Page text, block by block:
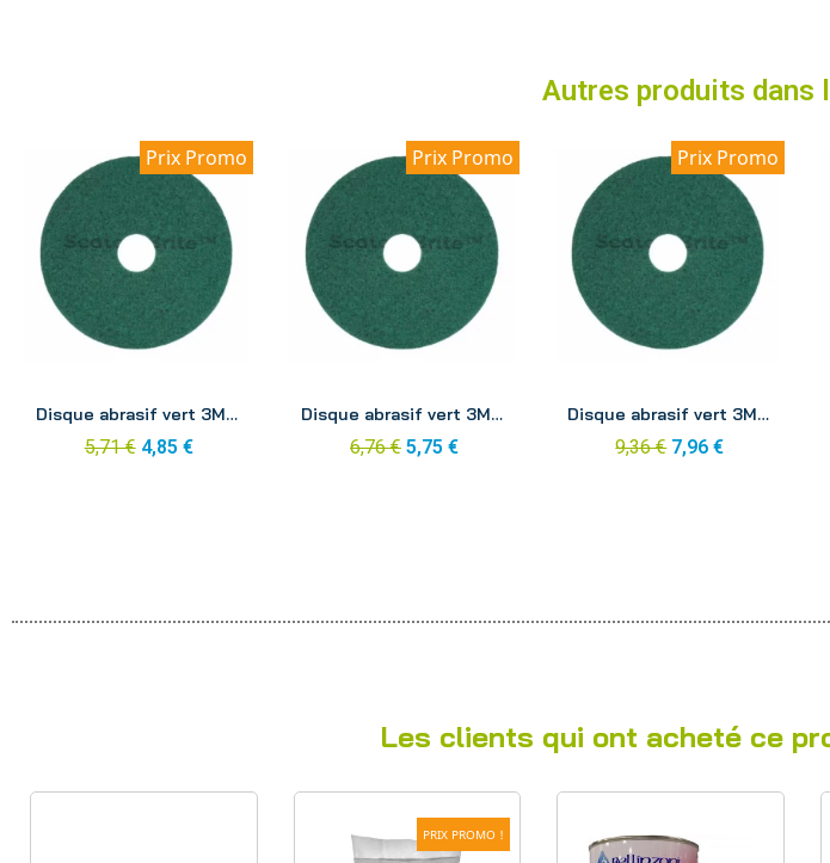
Autres produits dans
Prix Promo
Disque abrasif vert 3M 254mm
5,71 € 4,85 €
Prix Promo
Disque abrasif vert 3M 280mm
6,76 € 5,75 €
Prix Promo
Disque abrasif vert 3M 305mm
9,36 € 7,96 €
Les clients qui ont acheté ce
PRIX PROMO !